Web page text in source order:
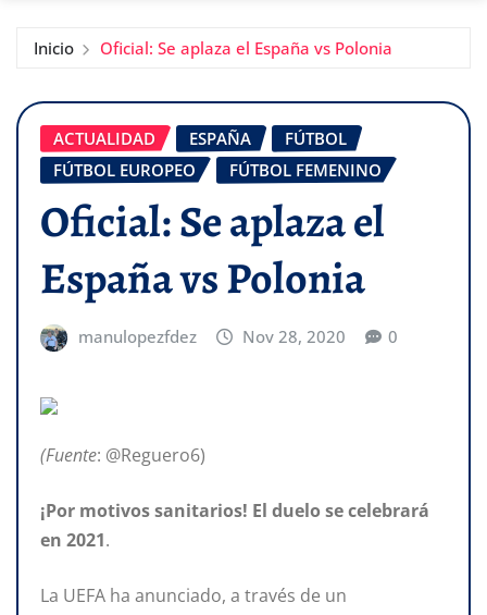
Inicio Oficial: Se aplaza el España vs Polonia
ACTUALIDAD ESPAÑA
FÚTBOL
FÚTBOL EUROPEO
FÚTBOL FEMENINO
Oficial: Se aplaza el
España vs Polonia
manulopezfdez Nov 28, 2020 0
(Fuente: @Reguero6)
¡Por motivos sanitarios! El duelo se celebrará
en 2021.
La UEFA ha anunciado, a través de un